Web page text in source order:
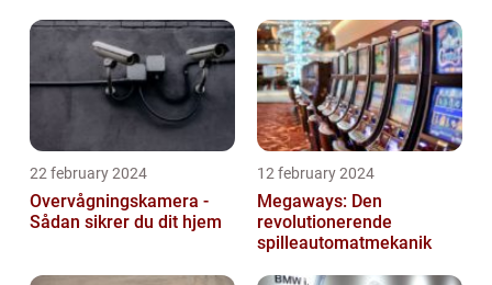
22 february 2024
Overvågningskamera -
Sådan sikrer du dit hjem
12 february 2024
Megaways: Den
revolutionerende
spilleautomatmekanik